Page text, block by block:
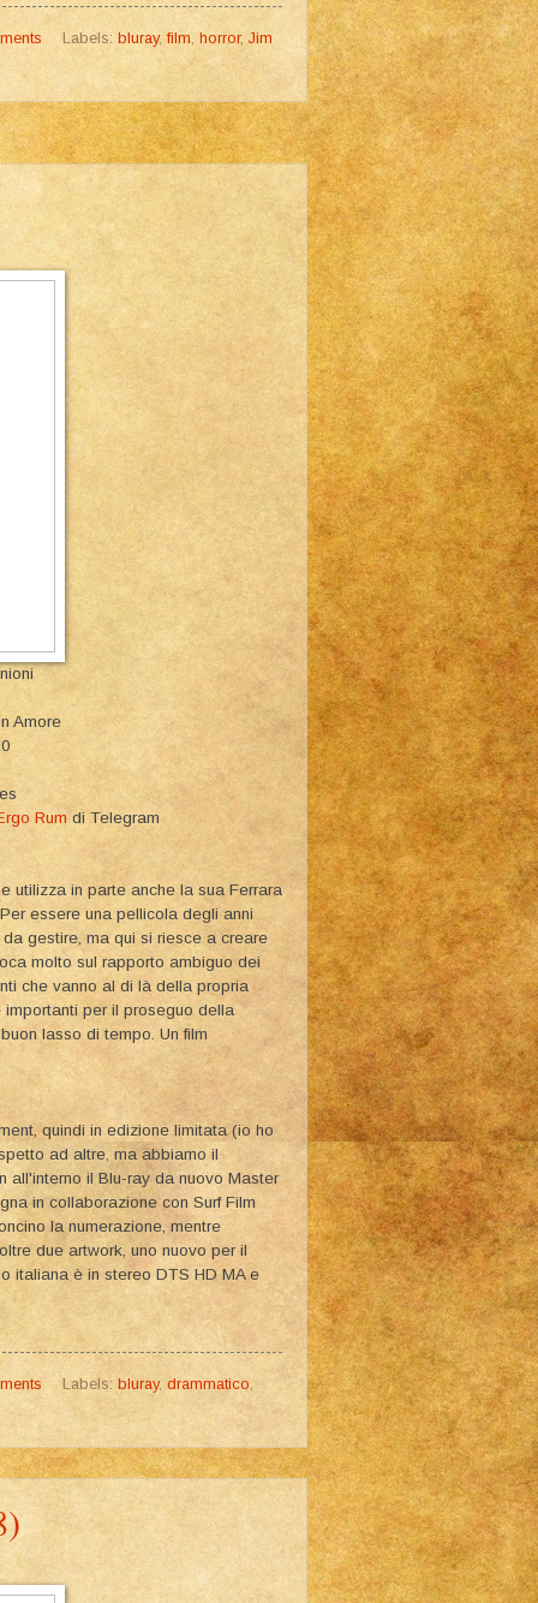
Labels: bluray,film horror, Jim
Amore
Rum di Telegram
utilizza in parte anche la sua Ferrara
essere una pellicola degli anni
gestire, ma qui si riesce a creare
molto sul rapporto ambiguo dei
che vanno al di là della propria
per il proseguo della
lasso di tempo. Un film
quindi in edizione limitata (io ho
ad altre, ma abbiamo il
all'interno il Blu-ray da nuovo Master
in collaborazione con Surf Film
la numerazione, mentre
due artwork, uno nuovo per il
italiana è in stereo DTS HD MA e
Labels: bluray, drammatico,